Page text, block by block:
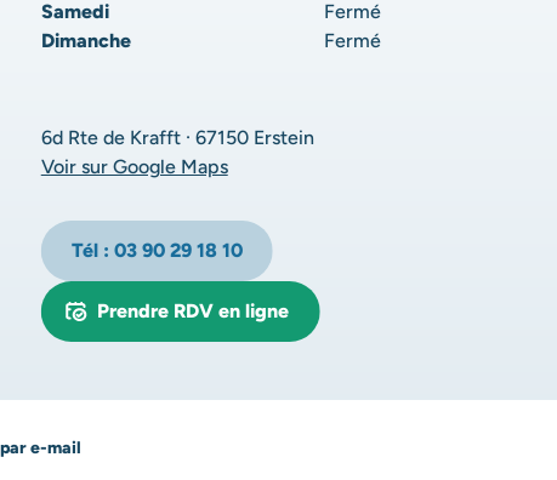
Samedi
Fermé
Dimanche
Fermé
6d Rte de Krafft · 67150 Erstein
Voir sur Google Maps
Tél : 03 90 29 18 10
Prendre RDV en ligne
e-mail